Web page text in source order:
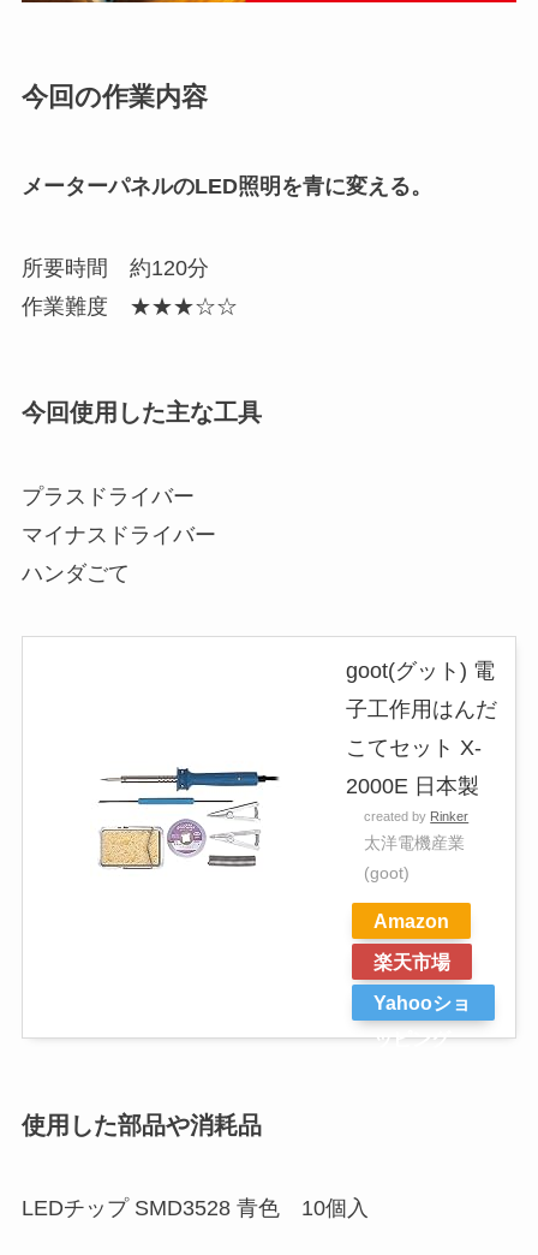
今回の作業内容
メーターパネルのLED照明を青に変える。
所要時間 約120分
作業難度 ★★★☆☆
今回使用した主な工具
プラスドライバー
マイナスドライバー
ハンダごて
goot(グット) 電
子工作用はんだ
こてセット X-
2000E 日本製
created by Rinker
太洋電機産業
(goot)
Amazon
楽天市場
Yahooショ
ッピング
使用した部品や消耗品
LEDチップ SMD3528 青色 10個入